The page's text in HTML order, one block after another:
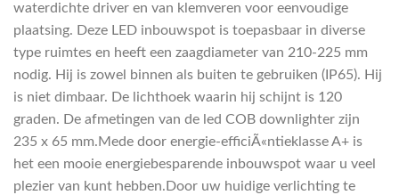
waterdichte driver en van klemveren voor eenvoudige
plaatsing. Deze LED inbouwspot is toepasbaar in diverse
type ruimtes en heeft een zaagdiameter van 210-225 mm
nodig. Hij is zowel binnen als buiten te gebruiken (IP65). Hij
is niet dimbaar. De lichthoek waarin hij schijnt is 120
graden. De afmetingen van de led COB downlighter zijn
235 x 65 mm.Mede door energie-efficiÃ«ntieklasse A+ is
het een mooie energiebesparende inbouwspot waar u veel
plezier van kunt hebben.Door uw huidige verlichting te